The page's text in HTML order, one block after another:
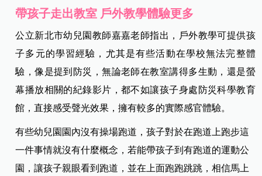
帶孩子走出教室 戶外教學體驗更多
公立新北市幼兒園教師嘉嘉老師指出，戶外教學可提供孩
子多元的學習經驗，尤其是有些活動在學校無法完整體
驗，像是提到防災，無論老師在教室講得多生動，還是螢
幕播放相關的紀錄影片，都不如讓孩子身處防災科學教育
館，直接感受聲光效果，擁有較多的實際感官體驗。
有些幼兒園園內沒有操場跑道，孩子對於在跑道上跑步這
一件事情就沒有什麼概念，若能帶孩子到有跑道的運動公
園，讓孩子親眼看到跑道，並在上面跑跑跳跳，相信馬上